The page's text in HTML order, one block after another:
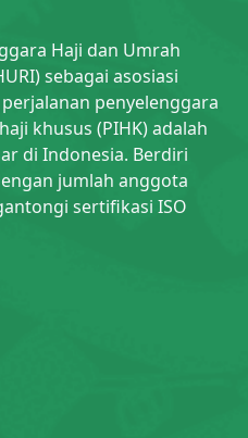
Haji dan Umrah
sebagai asosiasi
penyelenggara
khusus (PIHK) adalah
di Indonesia. Berdiri
jumlah anggota
sertifikasi ISO